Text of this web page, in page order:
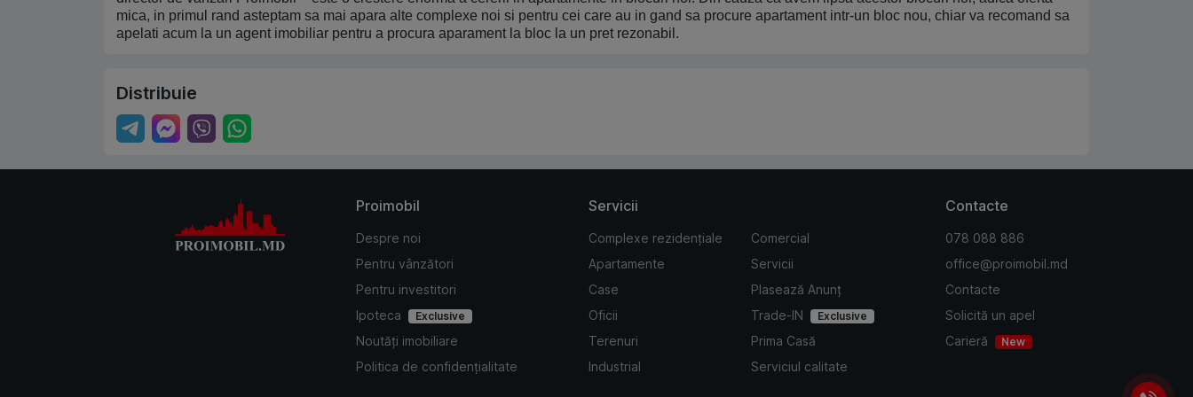
mica, in primul rand asteptam sa mai apara alte complexe noi si pentru cei care au in gand sa procure apartament intr-un bloc nou, chiar va recomand sa
apelati acum la un agent imobiliar pentru a procura aparament la bloc la un pret rezonabil.
Distribuie
Proimobil
Despre noi
Pentru vânzători
Pentru investitori
Ipoteca
Exclusive
Noutăți imobiliare
Politica de confidențialitate
Servicii
Complexe rezidențiale
Apartamente
Case
Oficii
Terenuri
Industrial
Comercial
Servicii
Plasează Anunț
Trade-IN
Exclusive
Prima Casă
Serviciul calitate
Contacte
078 088 886
office@proimobil.md
Contacte
Solicită un apel
Carieră
New